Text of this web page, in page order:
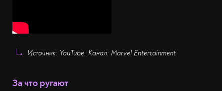
Источник: YouTube. Канал: Marvel Entertainment
За что ругают